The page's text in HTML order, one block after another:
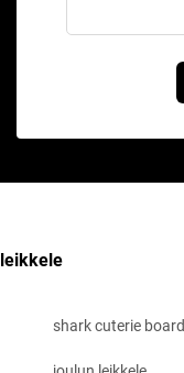
leikkele
shark cuterie board